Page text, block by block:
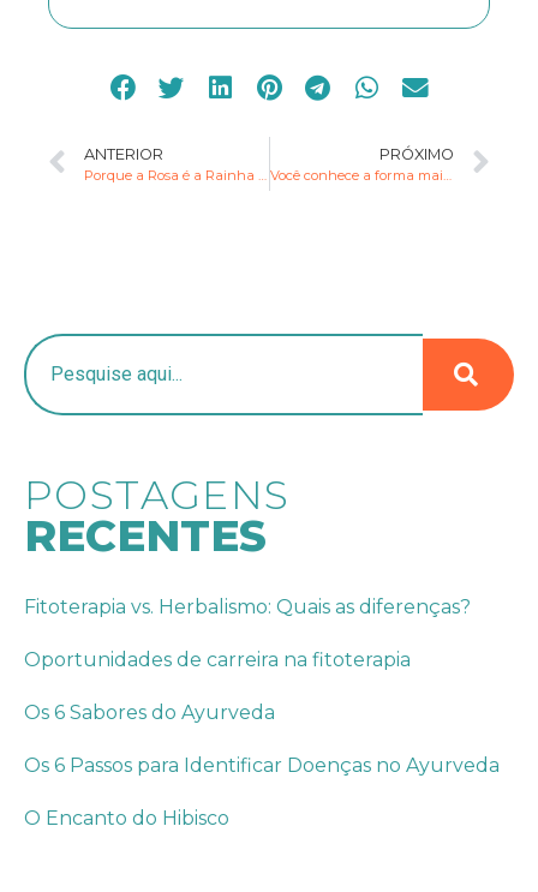
ANTERIOR
Porque a Rosa é a Rainha das Flores
PRÓXIMO
Você conhece a forma mais atual de tratar sua saúde?
POSTAGENS
RECENTES
Fitoterapia vs. Herbalismo: Quais as diferenças?
Oportunidades de carreira na fitoterapia
Os 6 Sabores do Ayurveda
Os 6 Passos para Identificar Doenças no Ayurveda
O Encanto do Hibisco